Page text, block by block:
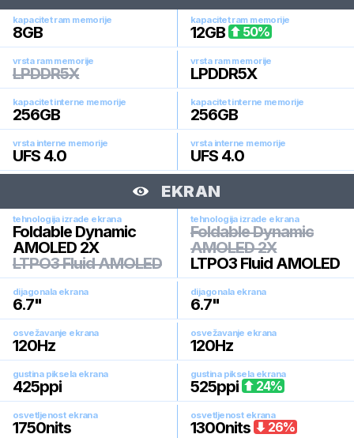
kapacitet ram memorije
8GB
kapacitet ram memorije
12GB 50%
vrsta ram memorije
LPDDR5X
vrsta ram memorije
LPDDR5X
kapacitet interne memorije
256GB
kapacitet interne memorije
256GB
vrsta interne memorije
UFS 4.0
vrsta interne memorije
UFS 4.0
EKRAN
tehnologija izrade ekrana
Foldable Dynamic
AMOLED 2X
LTPO3 Fluid AMOLED
tehnologija izrade ekrana
Foldable Dynamic
AMOLED 2X
LTPO3 Fluid AMOLED
dijagonala ekrana
6.7"
dijagonala ekrana
6.7"
osvežavanje ekrana
120Hz
osvežavanje ekrana
120Hz
gustina piksela ekrana
425ppi
gustina piksela ekrana
525ppi 24%
osvetljenost ekrana
1750nits
osvetljenost ekrana
1300nits 26%